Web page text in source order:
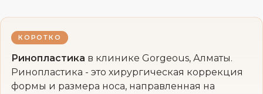
КОРОТКО
Ринопластика в клинике Gorgeous, Алматы.
Ринопластика - это хирургическая коррекция
формы и размера носа, направленная на